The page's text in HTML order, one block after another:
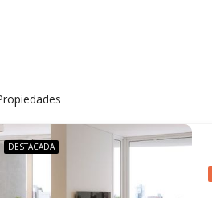
DESTACADA